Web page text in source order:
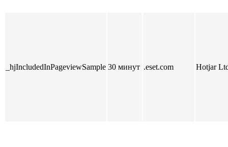
_hjIncludedInPageviewSample 30 минут .eset.com Hotjar